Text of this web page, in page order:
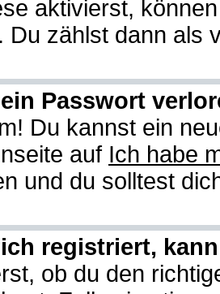
aktivierst,
Du zählst dann als
Passwort
Du kannst ein
auf Ich habe
und du solltest
registriert,
ob du den